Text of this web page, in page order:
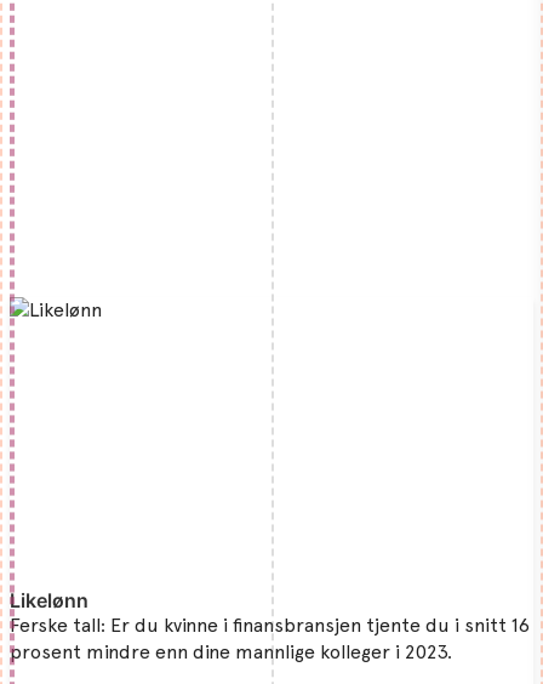
Likelønn
Ferske tall: Er du kvinne i finansbransjen tjente du i snitt 16
prosent mindre enn dine mannlige kolleger i 2023.